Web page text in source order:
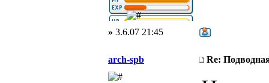
» 3.6.07 21:45
arch-spb Re: